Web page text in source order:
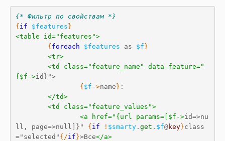
{* Фильтр по свойствам *}
{ if $features }
<table id="features">
{ foreach $features as $f }
<tr>
<td class="feature_name" data-feature="
{$f->id}">
{ $f ->name } :
</td>
<td class="feature_values">
<a href="{url params=[$f->id=>nu
ll, page=>null]}" { if ! $smarty . get . $f@key}class
="selected" { /if }>Все</a>